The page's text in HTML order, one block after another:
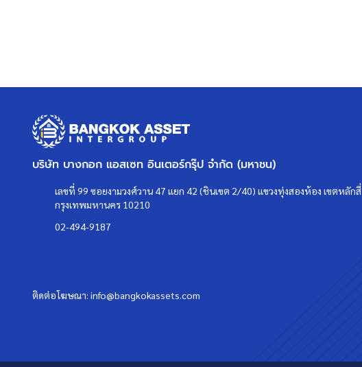
บริษัท บางกอก แอสเซท อินเตอร์กรุ๊ป จำกัด (มหาชน)
เลขที่ 99 ซอยงามวงศ์วาน 47 แยก 42 (ชินเขต 2/40) แขวงทุ่งสองห้อง เขตหลักสี่
กรุงเทพมหานคร 10210
02-494-9187
ติดต่อโฆษณา: info@bangkokassets.com